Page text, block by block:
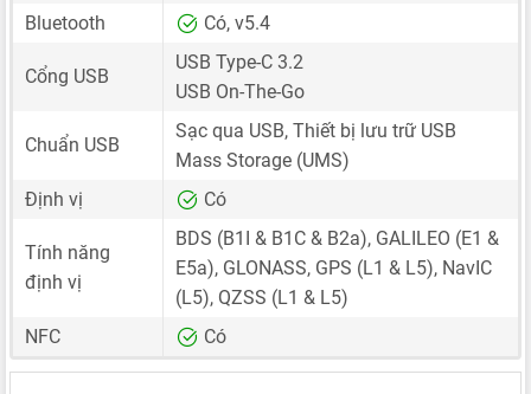
Bluetooth Có, v5.4
Cổng USB
USB Type-C 3.2
USB On-The-Go
Chuẩn USB
Sạc qua USB, Thiết bị lưu trữ USB
Mass Storage (UMS)
Định vị
Có
Tính năng
định vị
BDS (B1I & B1C & B2a), GALILEO (E1 &
E5a), GLONASS, GPS (L1 & L5), NavIC
(L5), QZSS (L1 & L5)
NFC
Có